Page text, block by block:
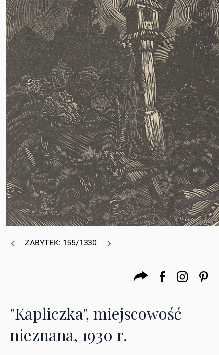
ZABYTEK: 155/1330
"Kapliczka", miejscowość
nieznana, 1930 r.